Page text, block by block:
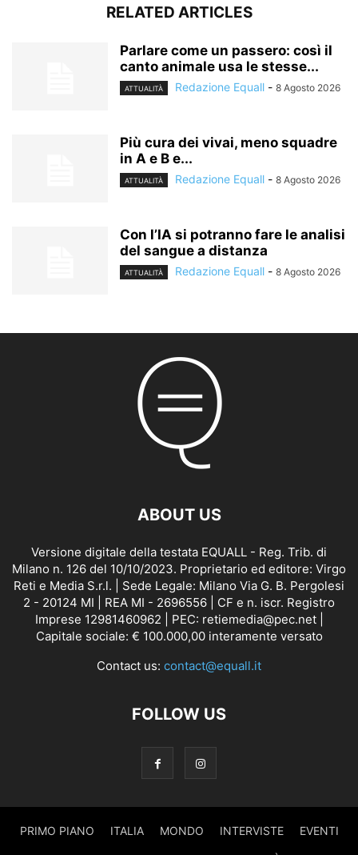
RELATED ARTICLES
Parlare come un passero: così il
canto animale usa le stesse...
ATTUALITÀ Redazione Equall - 8 Agosto 2026
Più cura dei vivai, meno squadre
in A e B e...
ATTUALITÀ Redazione Equall - 8 Agosto 2026
Con l’IA si potranno fare le analisi
del sangue a distanza
ATTUALITÀ Redazione Equall - 8 Agosto 2026
ABOUT US
Versione digitale della testata EQUALL - Reg. Trib. di
Milano n. 126 del 10/10/2023. Proprietario ed editore: Virgo
Reti e Media S.r.l. | Sede Legale: Milano Via G. B. Pergolesi
2 - 20124 MI | REA MI - 2696556 | CF e n. iscr. Registro
Imprese 12981460962 | PEC: retiemedia@pec.net |
Capitale sociale: € 100.000,00 interamente versato
Contact us: contact@equall.it
FOLLOW US
PRIMO PIANO ITALIA MONDO INTERVISTE EVENTI